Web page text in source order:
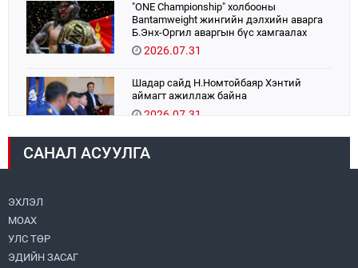
"ONE Championship" холбооны
Bantamweight жингийн дэлхийн аварга
Б.Энх-Оргил аваргын бүс хамгаалах
тулаанаа өнөөдөр хийнэ.
2026.07.31
Шадар сайд Н.Номтойбаяр Хэнтий
аймагт ажиллаж байна
2026.07.31
Авто зам шинээр барина
САНАЛ АСУУЛГА
ЭХЛЭЛ
МОАХ
УЛС ТӨР
ЭДИЙН ЗАСАГ